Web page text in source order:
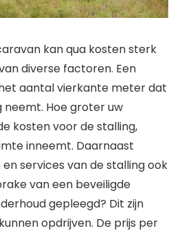
kan qua kosten sterk
diverse factoren. Een
aantal vierkante meter dat
neemt. Hoe groter uw
kosten voor de stalling,
inneemt. Daarnaast
services van de stalling ook
van een beveiligde
gepleegd? Dit zijn
opdrijven. De prijs per